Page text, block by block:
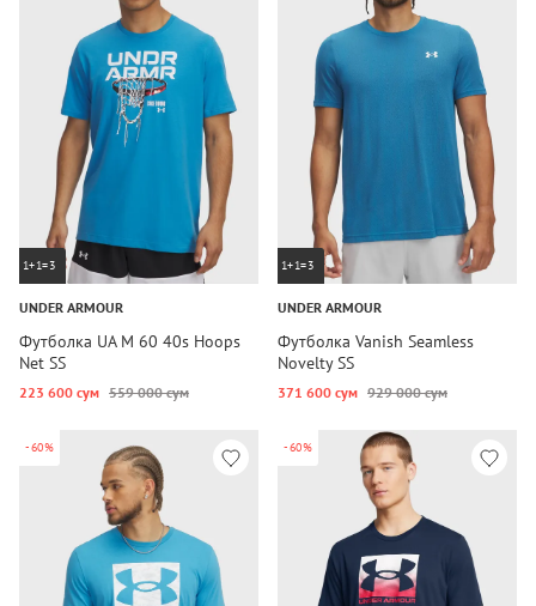
1+1=3
UNDER ARMOUR
Футболка UA M 60 40s Hoops
Net SS
223 600 сум 559 000 сум
1+1=3
UNDER ARMOUR
Футболка Vanish Seamless
Novelty SS
371 600 сум 929 000 сум
-60% -60%